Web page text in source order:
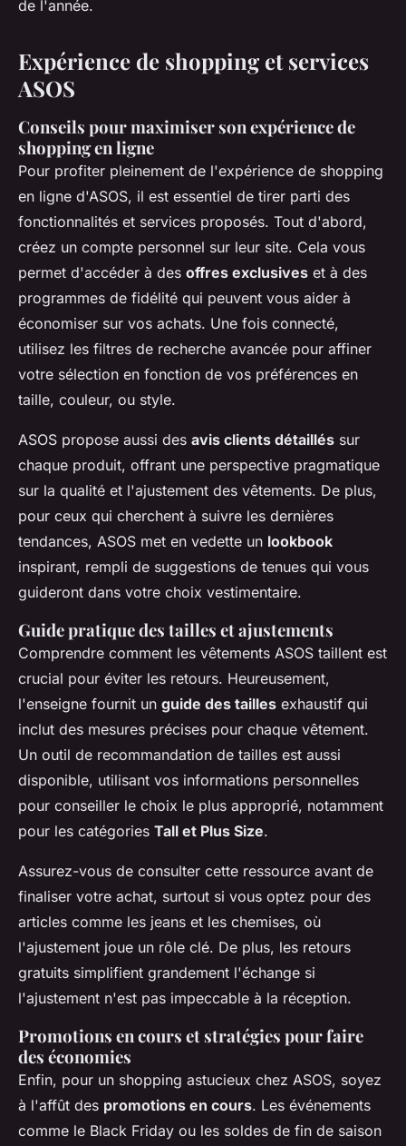
de l'année.
Expérience de shopping et services
ASOS
Conseils pour maximiser son expérience de
shopping en ligne
Pour profiter pleinement de l'expérience de shopping
en ligne d'ASOS, il est essentiel de tirer parti des
fonctionnalités et services proposés. Tout d'abord,
créez un compte personnel sur leur site. Cela vous
permet d'accéder à des offres exclusives et à des
programmes de fidélité qui peuvent vous aider à
économiser sur vos achats. Une fois connecté,
utilisez les filtres de recherche avancée pour affiner
votre sélection en fonction de vos préférences en
taille, couleur, ou style.
ASOS propose aussi des avis clients détaillés sur
chaque produit, offrant une perspective pragmatique
sur la qualité et l'ajustement des vêtements. De plus,
pour ceux qui cherchent à suivre les dernières
tendances, ASOS met en vedette un lookbook
inspirant, rempli de suggestions de tenues qui vous
guideront dans votre choix vestimentaire.
Guide pratique des tailles et ajustements
Comprendre comment les vêtements ASOS taillent est
crucial pour éviter les retours. Heureusement,
l'enseigne fournit un guide des tailles exhaustif qui
inclut des mesures précises pour chaque vêtement.
Un outil de recommandation de tailles est aussi
disponible, utilisant vos informations personnelles
pour conseiller le choix le plus approprié, notamment
pour les catégories Tall et Plus Size.
Assurez-vous de consulter cette ressource avant de
finaliser votre achat, surtout si vous optez pour des
articles comme les jeans et les chemises, où
l'ajustement joue un rôle clé. De plus, les retours
gratuits simplifient grandement l'échange si
l'ajustement n'est pas impeccable à la réception.
Promotions en cours et stratégies pour faire
des économies
Enfin, pour un shopping astucieux chez ASOS, soyez
à l'affût des promotions en cours. Les événements
comme le Black Friday ou les soldes de fin de saison